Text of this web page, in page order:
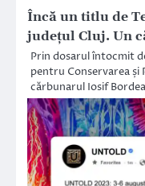
Încă un titlu de
județul Cluj. Un
Prin dosarul întocmit
pentru Conservarea și
cărbunarul Iosif